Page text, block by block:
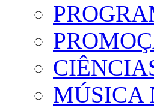
MÚSICA